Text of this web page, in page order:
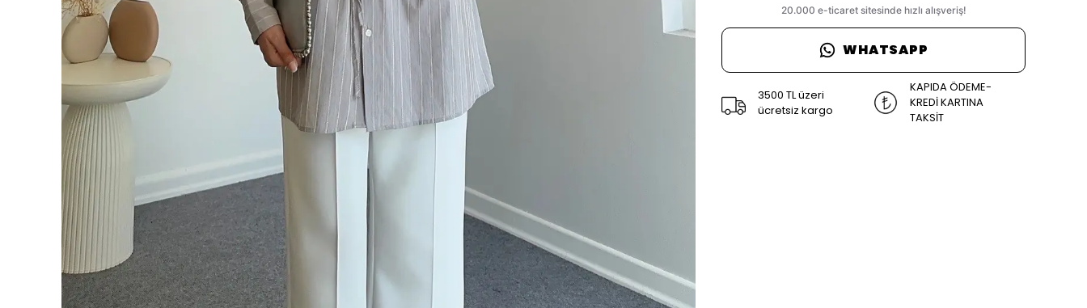
WHATSAPP
3500 TL üzeri
ücretsiz kargo
KAPIDA ÖDEME-
KREDİ KARTINA
TAKSİT